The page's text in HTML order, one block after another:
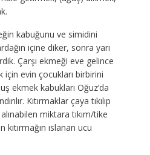
kabuğunu ve simidini
içine diker, sonra yarı
Çarşı ekmeği eve gelince
için evin çocukları birbirini
ekmek kabukları Oğuz’da
Kıtırmaklar çaya tıkılıp
miktara tıkım/tike
kıtırmağın ıslanan ucu